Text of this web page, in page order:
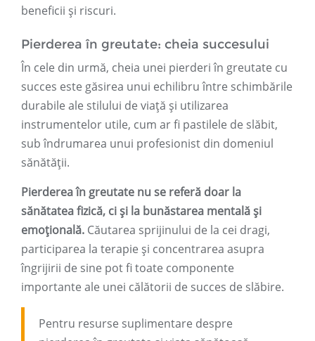
beneficii și riscuri.
Pierderea în greutate: cheia succesului
În cele din urmă, cheia unei pierderi în greutate cu
succes este găsirea unui echilibru între schimbările
durabile ale stilului de viață și utilizarea
instrumentelor utile, cum ar fi pastilele de slăbit,
sub îndrumarea unui profesionist din domeniul
sănătății.
Pierderea în greutate nu se referă doar la
sănătatea fizică, ci și la bunăstarea mentală și
emoțională. Căutarea sprijinului de la cei dragi,
participarea la terapie și concentrarea asupra
îngrijirii de sine pot fi toate componente
importante ale unei călătorii de succes de slăbire.
Pentru resurse suplimentare despre